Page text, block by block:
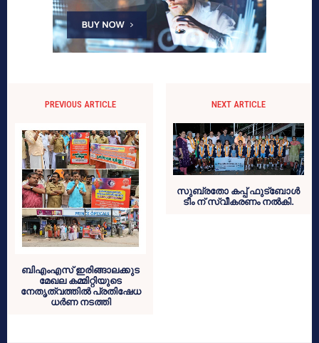
PREVIOUS ARTICLE
ബിഎംഎസ് ഇരിങ്ങാലക്കുട
മേഖല കമ്മിറ്റിയുടെ
നേതൃത്വത്തിൽ പ്രതിഷേധ
ധർണ നടത്തി
NEXT ARTICLE
സുബ്രതോ കപ്പ് ഫുട്ബോൾ
ടീം ന് സ്വീകരണം നൽകി.